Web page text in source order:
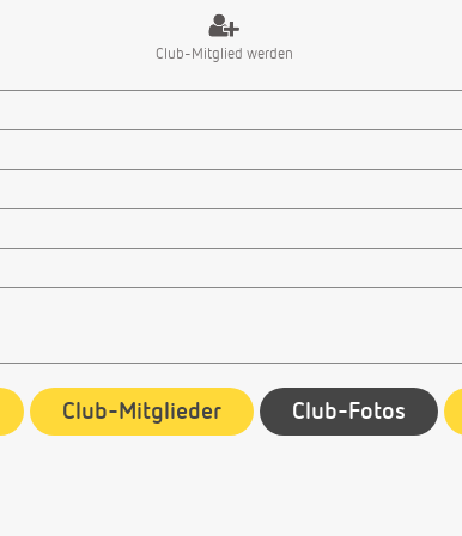
Club-Mitglied werden
Club-Mitglieder Club-Fotos